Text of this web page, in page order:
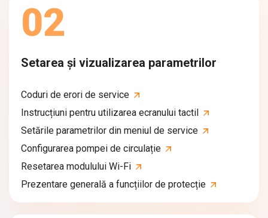
02
Setarea și vizualizarea parametrilor
Coduri de erori de service
Instrucțiuni pentru utilizarea ecranului tactil
Setările parametrilor din meniul de service
Configurarea pompei de circulație
Resetarea modulului Wi-Fi
Prezentare generală a funcțiilor de protecție